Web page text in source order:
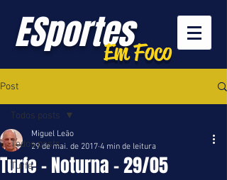
ESportesEm Foco
Post
Todos posts
Turfe
Todos posts
Turfe - Noturna - 29/05
Miguel Leão
29 de mai. de 2017 4 min de leitura